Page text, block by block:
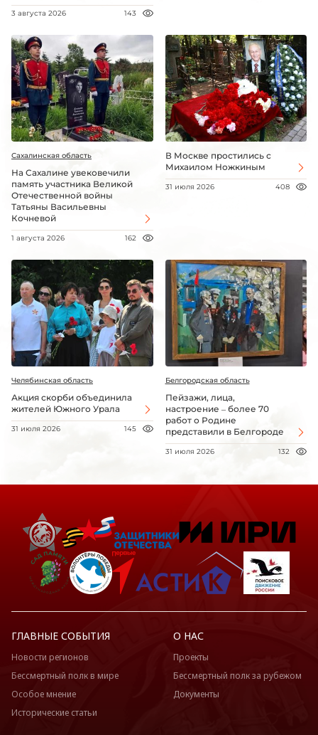
3 августа 2026 143
Сахалинская область
На Сахалине увековечили
память участника Великой
Отечественной войны
Татьяны Васильевны
Кочневой
1 августа 2026 162
В Москве простились с
Михаилом Ножкиным
31 июля 2026 408
Челябинская область
Акция скорби объединила
жителей Южного Урала
31 июля 2026 145
Белгородская область
Пейзажи, лица,
настроение – более 70
работ о Родине
представили в Белгороде
31 июля 2026 132
ГЛАВНЫЕ СОБЫТИЯ
Новости регионов
Бессмертный полк в мире
Особое мнение
Исторические статьи
О НАС
Проекты
Бессмертный полк за рубежом
Документы